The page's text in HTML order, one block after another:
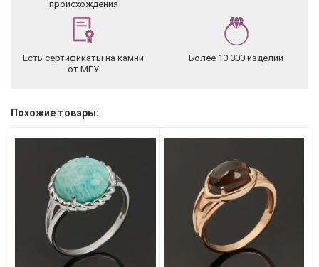
происхождения
Есть сертификаты на камни
от МГУ
Более 10 000 изделий
Похожие товары: